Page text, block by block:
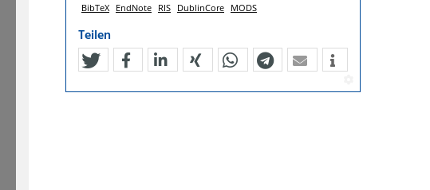
BibTeX EndNote RIS DublinCore MODS
Teilen